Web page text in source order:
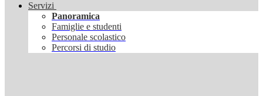
Servizi
Panoramica
Famiglie e studenti
Personale scolastico
Percorsi di studio